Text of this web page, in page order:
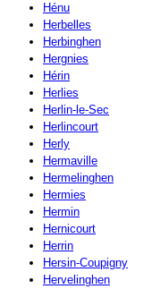
Hénu
Herbelles
Herbinghen
Hergnies
Hérin
Herlies
Herlin-le-Sec
Herlincourt
Herly
Hermaville
Hermelinghen
Hermies
Hermin
Hernicourt
Herrin
Hersin-Coupigny
Hervelinghen